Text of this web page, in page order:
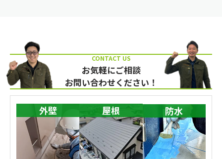
お気軽にご相談
お問い合わせください！
外壁 屋根 防水